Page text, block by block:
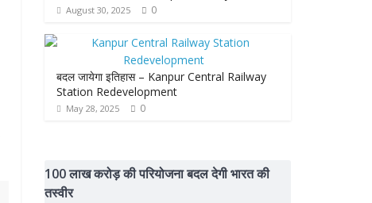
August 30, 2025 0
बदल जायेगा इतिहास – Kanpur Central Railway
Station Redevelopment
May 28, 2025 0
100 लाख करोड़ की परियोजना बदल देगी भारत की
तस्वीर